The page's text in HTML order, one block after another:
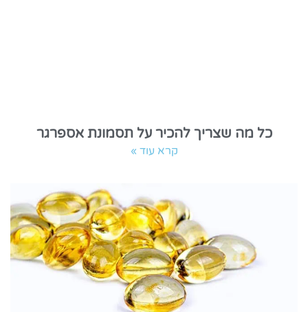
כל מה שצריך להכיר על תסמונת אספרגר
קרא עוד »